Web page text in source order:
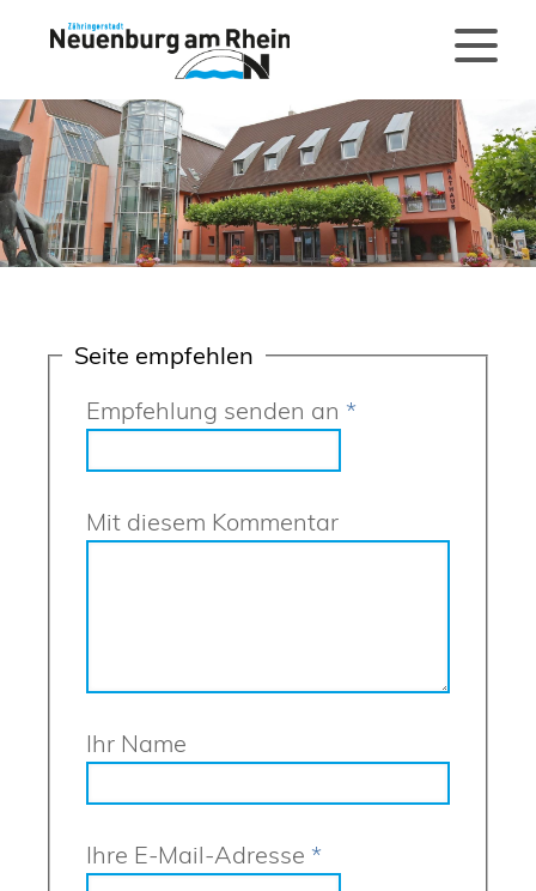
Seite empfehlen
Empfehlung senden an *
Mit diesem Kommentar
Ihr Name
Ihre E-Mail-Adresse *